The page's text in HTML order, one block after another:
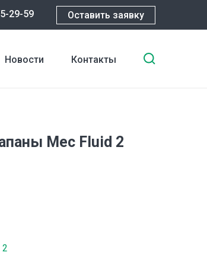
29-59 Оставить заявку
Новости Контакты
Mec Fluid 2
2